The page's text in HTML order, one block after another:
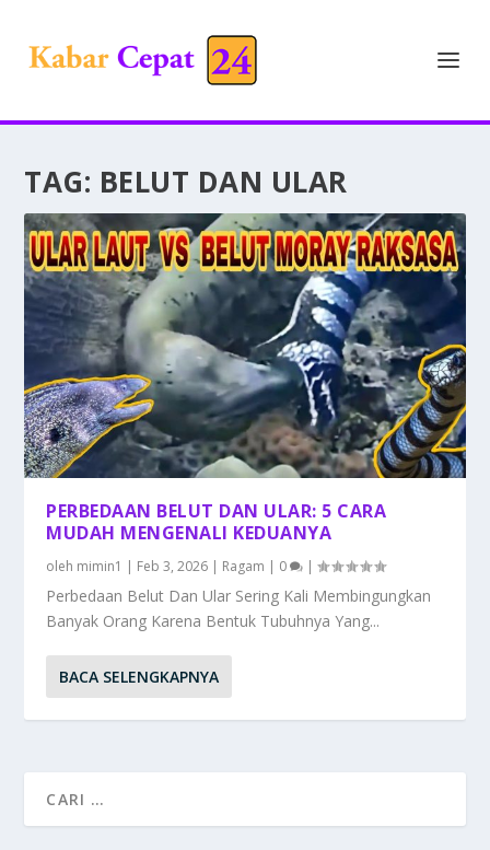
TAG: BELUT DAN ULAR
PERBEDAAN BELUT DAN ULAR: 5 CARA
MUDAH MENGENALI KEDUANYA
oleh mimin1 | Feb 3, 2026 | Ragam | 0 |
Perbedaan Belut Dan Ular Sering Kali Membingungkan
Banyak Orang Karena Bentuk Tubuhnya Yang...
BACA SELENGKAPNYA